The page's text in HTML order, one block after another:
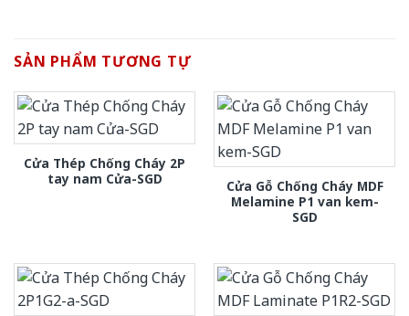
SẢN PHẨM TƯƠNG TỰ
Cửa Thép Chống Cháy 2P
tay nam Cửa-SGD
Cửa Gỗ Chống Cháy MDF
Melamine P1 van kem-
SGD